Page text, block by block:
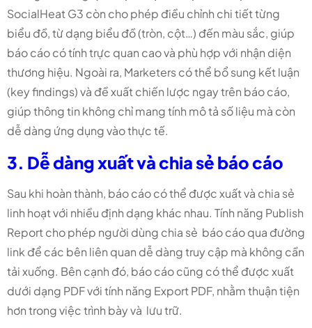
SocialHeat G3 còn cho phép điều chỉnh chi tiết từng
biểu đồ, từ dạng biểu đồ (tròn, cột…) đến màu sắc, giúp
báo cáo có tính trực quan cao và phù hợp với nhận diện
thương hiệu. Ngoài ra, Marketers có thể bổ sung kết luận
(key findings) và đề xuất chiến lược ngay trên báo cáo,
giúp thông tin không chỉ mang tính mô tả số liệu mà còn
dễ dàng ứng dụng vào thực tế.
3. Dễ dàng xuất và chia sẻ báo cáo
Sau khi hoàn thành, báo cáo có thể được xuất và chia sẻ
linh hoạt với nhiều định dạng khác nhau. Tính năng Publish
Report cho phép người dùng chia sẻ báo cáo qua đường
link để các bên liên quan dễ dàng truy cập mà không cần
tải xuống. Bên cạnh đó, báo cáo cũng có thể được xuất
dưới dạng PDF với tính năng Export PDF, nhằm thuận tiện
hơn trong việc trình bày và lưu trữ.